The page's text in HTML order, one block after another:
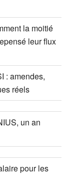
la moitié
leur flux
: amendes,
réels
un an
pour les